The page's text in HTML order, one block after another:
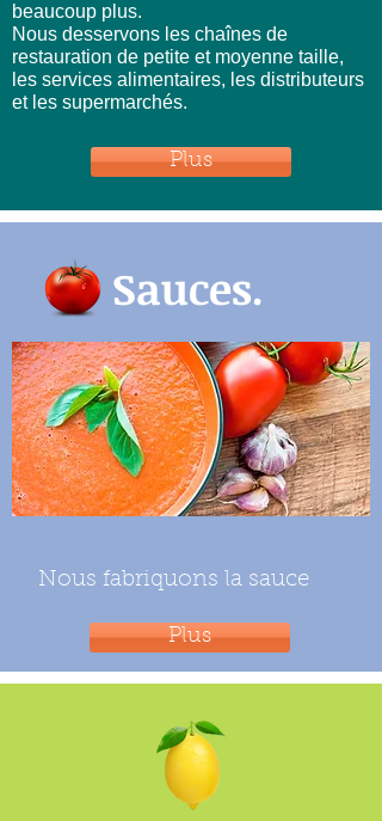
beaucoup plus.
Nous desservons les chaînes de
restauration de petite et moyenne taille,
les services alimentaires, les distributeurs
et les supermarchés.
Plus
Sauces.
Nous fabriquons la sauce
Plus